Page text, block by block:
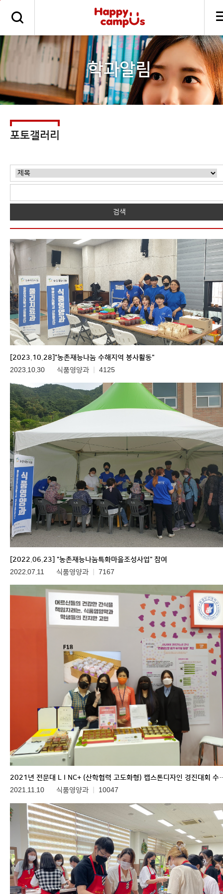
학과알림
포토갤러리
[2023.10.28]"농촌재능나눔 수해지역 봉사활동"
2023.10.30
식품영양과 4125
[2022.06.23] "농촌재능나눔특화마을조성사업" 참여
2022.07.11
식품영양과 7167
2021년 전문대 L I NC+ (산
2021.11.10
식품영양과 10047